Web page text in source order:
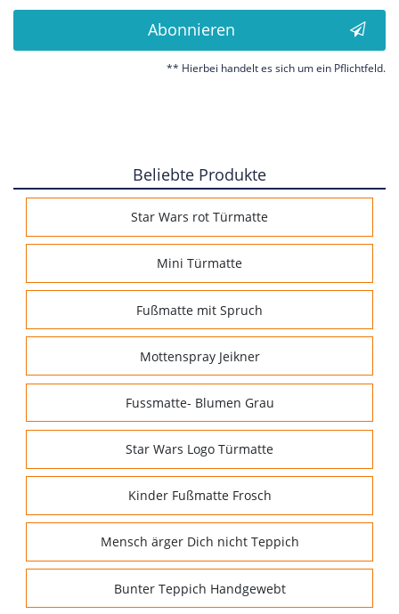
Abonnieren
** Hierbei handelt es sich um ein Pflichtfeld.
Beliebte Produkte
Star Wars rot Türmatte
Mini Türmatte
Fußmatte mit Spruch
Mottenspray Jeikner
Fussmatte- Blumen Grau
Star Wars Logo Türmatte
Kinder Fußmatte Frosch
Mensch ärger Dich nicht Teppich
Bunter Teppich Handgewebt